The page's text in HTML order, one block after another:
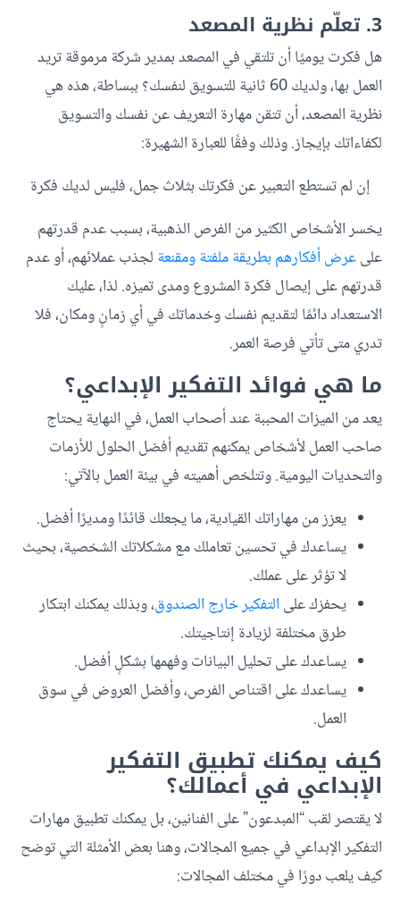
3. تعلّم نظرية المصعد
هل فكرت يوميًا أن تلتقي في المصعد بمدير شركة مرموقة تريد
العمل بها، ولديك 60 ثانية للتسويق لنفسك؟ ببساطة، هذه هي
نظرية المصعد، أن تتقن مهارة التعريف عن نفسك والتسويق
لكفاءاتك بإيجاز. وذلك وفقًا للعبارة الشهيرة:
إن لم تستطع التعبير عن فكرتك بثلاث جمل، فليس لديك فكرة
يخسر الأشخاص الكثير من الفرص الذهبية، بسبب عدم قدرتهم
علىعرض أفكارهم بطريقة ملفتة ومقنعة لجذب عملائهم، أو عدم
قدرتهم على إيصال فكرة المشروع ومدى تميزه. لذا، عليك
الاستعداد دائمًا لتقديم نفسك وخدماتك في أي زمانٍ ومكان، فلا
تدري متى تأتي فرصة العمر.
ما هي فوائد التفكير الإبداعي؟
يعد من الميزات المحببة عند أصحاب العمل، في النهاية يحتاج
صاحب العمل لأشخاص يمكنهم تقديم أفضل الحلول للأزمات
والتحديات اليومية. وتتلخص أهميته في بيئة العمل بالآتي:
يعزز من مهاراتك القيادية، ما يجعلك قائدًا ومديرًا أفضل.
يساعدك في تحسين تعاملك مع مشكلاتك الشخصية، بحيث
لا تؤثر على عملك.
يحفزك على التفكير خارج الصندوق، وبذلك يمكنك ابتكار
طرق مختلفة لزيادة إنتاجيتك.
يساعدك على تحليل البيانات وفهمها بشكلٍ أفضل.
يساعدك على اقتناص الفرص، وأفضل العروض في سوق
العمل.
كيف يمكنك تطبيق التفكير
الإبداعي في أعمالك؟
لا يقتصر لقب “المبدعون” على الفنانين، بل يمكنك تطبيق مهارات
التفكير الإبداعي في جميع المجالات، وهنا بعض الأمثلة التي توضح
كيف يلعب دورًا في مختلف المجالات: